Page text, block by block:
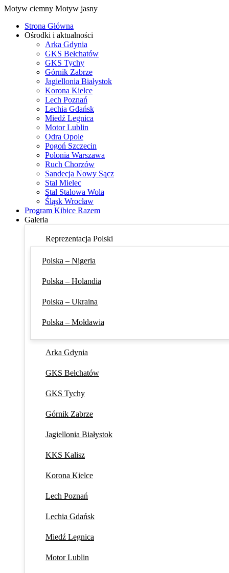
Motyw ciemny Motyw jasny
Strona Główna
Ośrodki i aktualności
Arka Gdynia
GKS Bełchatów
GKS Tychy
Górnik Zabrze
Jagiellonia Białystok
Korona Kielce
Lech Poznań
Lechia Gdańsk
Miedź Legnica
Motor Lublin
Odra Opole
Pogoń Szczecin
Polonia Warszawa
Ruch Chorzów
Sandecja Nowy Sącz
Stal Mielec
Stal Stalowa Wola
Śląsk Wrocław
Program Kibice Razem
Galeria
Reprezentacja Polski
Polska – Nigeria
Polska – Holandia
Polska – Ukraina
Polska – Mołdawia
Arka Gdynia
GKS Bełchatów
GKS Tychy
Górnik Zabrze
Jagiellonia Białystok
KKS Kalisz
Korona Kielce
Lech Poznań
Lechia Gdańsk
Miedź Legnica
Motor Lublin